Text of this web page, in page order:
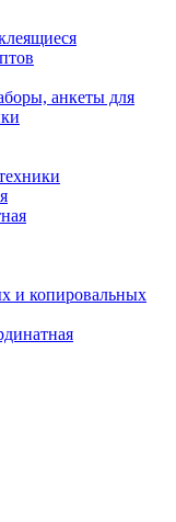
анкеты для
и копировальных